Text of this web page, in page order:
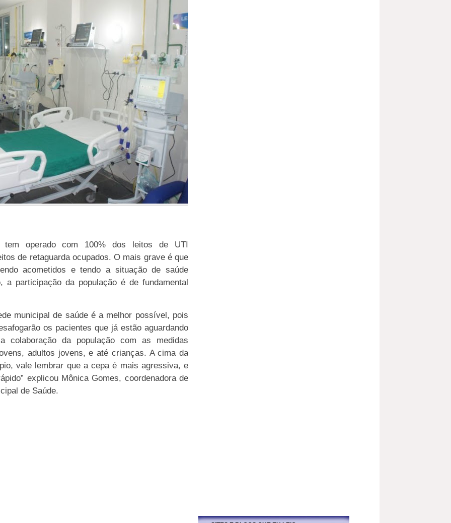
tem operado com 100% dos leitos de UTI
de retaguarda ocupados. O mais grave é que
acometidos e tendo a situação de saúde
a participação da população é de fundamental
municipal de saúde é a melhor possível, pois
os pacientes que já estão aguardando
colaboração da população com as medidas
adultos jovens, e até crianças. A cima da
vale lembrar que a cepa é mais agressiva, e
explicou Mônica Gomes, coordenadora de
de Saúde.